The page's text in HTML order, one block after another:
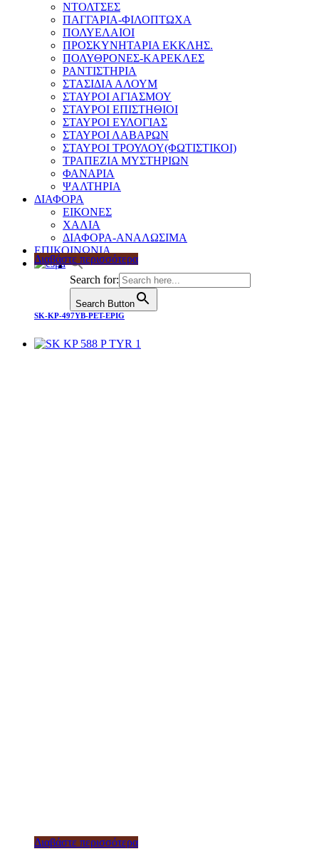
ΝΤΟΛΤΣΕΣ
ΠΑΓΓΑΡΙΑ-ΦΙΛΟΠΤΩΧΑ
ΠΟΛΥΕΛΑΙΟΙ
ΠΡΟΣΚΥΝΗΤΑΡΙΑ ΕΚΚΛΗΣ.
ΠΟΛΥΘΡΟΝΕΣ-ΚΑΡΕΚΛΕΣ
ΡΑΝΤΙΣΤΗΡΙΑ
ΣΤΑΣΙΔΙΑ ΑΛΟΥΜ
ΣΤΑΥΡΟΙ ΑΓΙΑΣΜΟΥ
ΣΤΑΥΡΟΙ ΕΠΙΣΤΗΘΙΟΙ
ΣΤΑΥΡΟΙ ΕΥΛΟΓΙΑΣ
ΣΤΑΥΡΟΙ ΛΑΒΑΡΩΝ
ΣΤΑΥΡΟΙ ΤΡΟΥΛΟΥ(ΦΩΤΙΣΤΙΚΟΙ)
ΤΡΑΠΕΖΙΑ ΜΥΣΤΗΡΙΩΝ
ΦΑΝΑΡΙΑ
ΨΑΛΤΗΡΙΑ
ΔΙΑΦΟΡΑ
ΕΙΚΟΝΕΣ
ΧΑΛΙΑ
ΔΙΑΦΟΡΑ-ΑΝΑΛΩΣΙΜΑ
ΕΠΙΚΟΙΝΩΝΙΑ
Search for:
Search Button
Διαβάστε περισσότερα
SK-KP-497YB-PET-EPIG
Διαβάστε περισσότερα